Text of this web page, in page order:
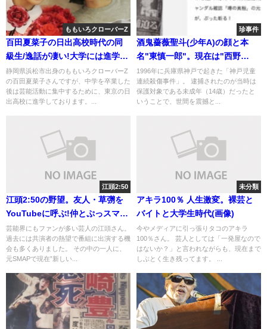
ももいろクローバーZ
百田夏菜子の日出高校時代の同
級生/逸話が凄い!大学には進学せ
ず[画像]
静岡県浜松市出身のももいろクローバーZ
の百田夏菜子さんですが、中学を卒業した
後は芸能活動に集中するために、東京の日
出高校に進学しております。...
珍事件
酒鬼薔薇聖斗(少年A)の顔と本
名"東慎一郎"。現在は"西野
真"から"木村"に改名？
1996年に兵庫県神戸で起きた「神戸児童
連続殺傷事件」。 逮捕されたのが当時は
保護対象である未成年（14歳）だったと
いうことで、世間を震撼と...
江頭2:50
江頭2:50の野望。友人・草彅を
YouTubeに呼ぶ!仲とぷっスマで
の共演
芸能界にもファンが多い芸人の江頭さん。
過去には共演者の熱望で番組に出演する機
会も多くありました。 その中の一人に、
元SMAPで現在”新しい...
未分類
アキラ100％ 人生激変。裸芸と
バイトと大学生時代(画像)
今やメディアに引っ張りタコのアキラ
100％さん。 芸人としては「一発屋なので
はないか？」と言われながらも、現在まで
しぶとく生き残ってます。 ...